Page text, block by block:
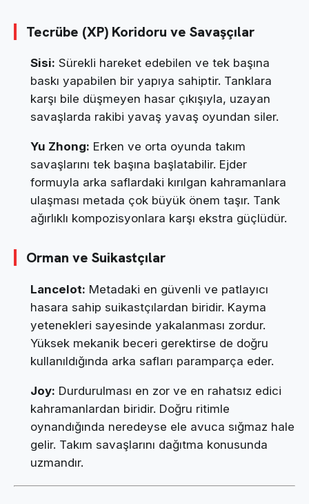
Tecrübe (XP) Koridoru ve Savaşçılar
Sisi: Sürekli hareket edebilen ve tek başına
baskı yapabilen bir yapıya sahiptir. Tanklara
karşı bile düşmeyen hasar çıkışıyla, uzayan
savaşlarda rakibi yavaş yavaş oyundan siler.
Yu Zhong: Erken ve orta oyunda takım
savaşlarını tek başına başlatabilir. Ejder
formuyla arka saflardaki kırılgan kahramanlara
ulaşması metada çok büyük önem taşır. Tank
ağırlıklı kompozisyonlara karşı ekstra güçlüdür.
Orman ve Suikastçılar
Lancelot: Metadaki en güvenli ve patlayıcı
hasara sahip suikastçılardan biridir. Kayma
yetenekleri sayesinde yakalanması zordur.
Yüksek mekanik beceri gerektirse de doğru
kullanıldığında arka safları paramparça eder.
Joy: Durdurulması en zor ve en rahatsız edici
kahramanlardan biridir. Doğru ritimle
oynandığında neredeyse ele avuca sığmaz hale
gelir. Takım savaşlarını dağıtma konusunda
uzmandır.